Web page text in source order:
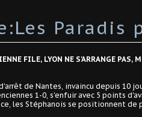
Paradis
FILE, LYON NE S'ARRANGE PAS,
de Nantes, invaincu depuis 10
1-0, s'enfuir avec 5 points
les Stéphanois se positionnent de